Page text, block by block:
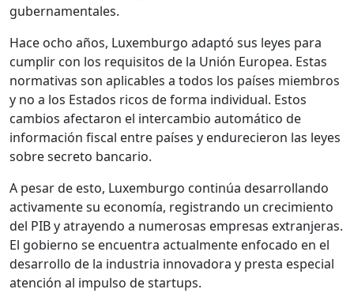
gubernamentales.
Hace ocho años, Luxemburgo adaptó sus leyes para
cumplir con los requisitos de la Unión Europea. Estas
normativas son aplicables a todos los países miembros
y no a los Estados ricos de forma individual. Estos
cambios afectaron el intercambio automático de
información fiscal entre países y endurecieron las leyes
sobre secreto bancario.
A pesar de esto, Luxemburgo continúa desarrollando
activamente su economía, registrando un crecimiento
del PIB y atrayendo a numerosas empresas extranjeras.
El gobierno se encuentra actualmente enfocado en el
desarrollo de la industria innovadora y presta especial
atención al impulso de startups.